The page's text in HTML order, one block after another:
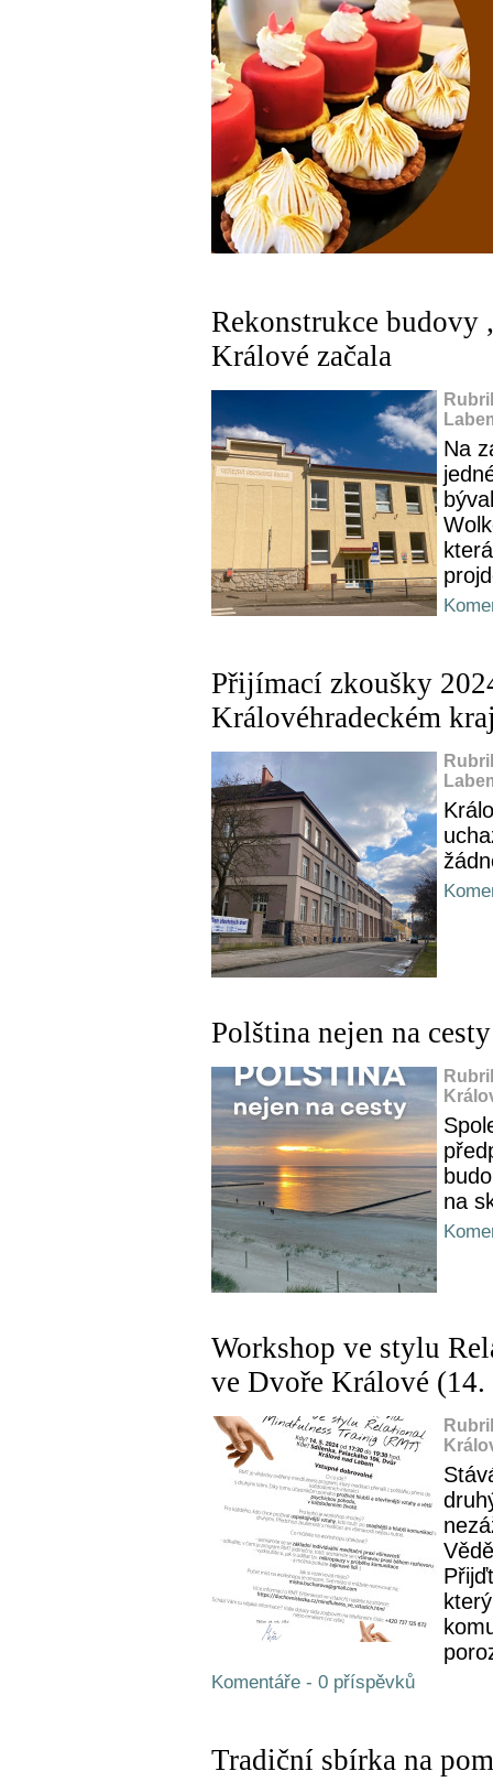
Rekonstrukce budovy
Králové začala
Na
Přijímací zkoušky
Královéhradeckém
Polština nejen na cesty
na
Workshop ve stylu
ve Dvoře Králové
Komentáře - 0 příspěvků
Tradiční sbírka na